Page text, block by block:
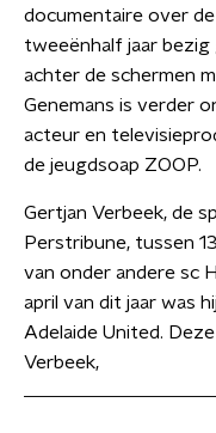
documentaire over
tweeënhalf jaar bezig
achter de schermen
Genemans is verder
acteur en
de jeugdsoap ZOOP.
Gertjan Verbeek, de
Perstribune, tussen
van onder andere sc
april van dit jaar was
Adelaide United.
Verbeek,